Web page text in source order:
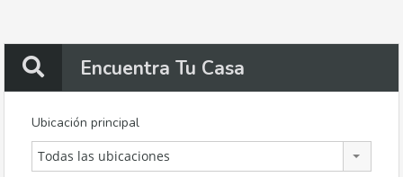
Encuentra Tu Casa
Ubicación principal
Todas las ubicaciones